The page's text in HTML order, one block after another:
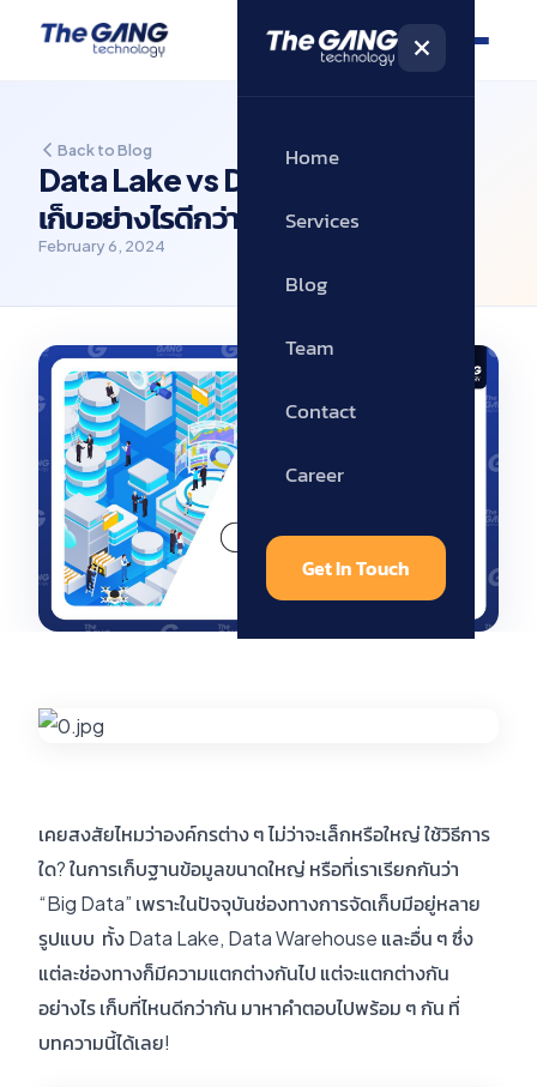
Home
Services
Blog
Team
Contact
Career
Get In Touch
Back to Blog
Data Lake vs Data Warehouse
เก็บอย่างไรดีกว่ากัน?
February 6, 2024
เคยสงสัยไหมว่าองค์กรต่าง ๆ ไม่ว่าจะเล็กหรือใหญ่ ใช้วิธีการ
ใด? ในการเก็บฐานข้อมูลขนาดใหญ่ หรือที่เราเรียกกันว่า
“Big Data” เพราะในปัจจุบันช่องทางการจัดเก็บมีอยู่หลาย
รูปแบบ ทั้ง Data Lake, Data Warehouse และอื่น ๆ ซึ่ง
แต่ละช่องทางก็มีความแตกต่างกันไป แต่จะแตกต่างกัน
อย่างไร เก็บที่ไหนดีกว่ากัน มาหาคำตอบไปพร้อม ๆ กัน ที่
บทความนี้ได้เลย!